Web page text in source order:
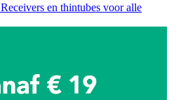
Receivers en thintubes voor alle